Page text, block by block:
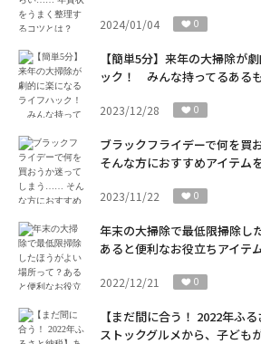
2024/01/04 0
【簡単5分】来年の大掃除が
ック！ みんな持ってるある
2023/12/28 0
ブラックフライデーで何を
そんな方におすすめアイテム
2023/11/22 0
年末の大掃除で最低限掃除し
あると便利なお役立ちアイテ
2022/12/21 0
【まだ間に合う！ 2022年ふ
ストックグルメから、子ども